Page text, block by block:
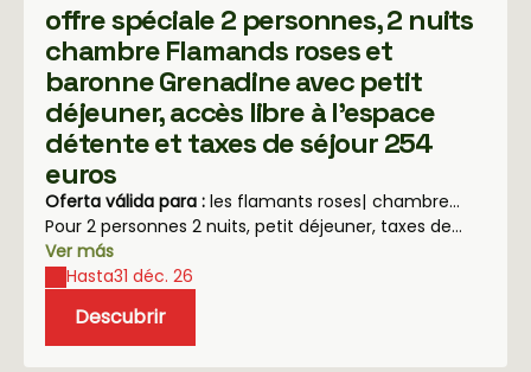
offre spéciale 2 personnes, 2 nuits
chambre Flamands roses et
baronne Grenadine avec petit
déjeuner, accès libre à l'espace
détente et taxes de séjour 254
euros
Oferta válida para : les flamants roses| chambre
Baronne Grenadine
Pour 2 personnes 2 nuits, petit déjeuner, taxes de
séjour, accès libre à l'espace détente 254 euros;
Ver más
Hasta31 déc. 26
Descubrir